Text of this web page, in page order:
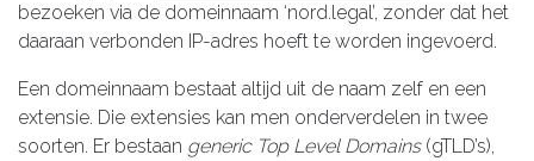
bezoeken via de domeinnaam ‘nord.legal’, zonder dat het
daaraan verbonden IP-adres hoeft te worden ingevoerd.
Een domeinnaam bestaat altijd uit de naam zelf en een
extensie. Die extensies kan men onderverdelen in twee
soorten. Er bestaan generic Top Level Domains(gTLD’s),